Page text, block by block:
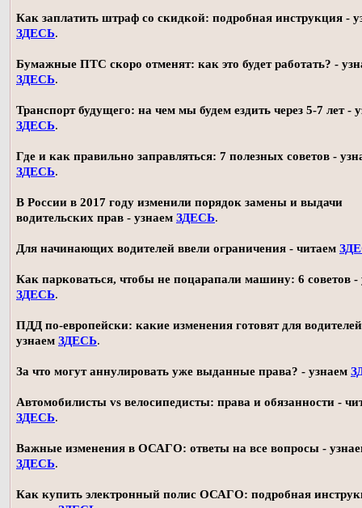
Как заплатить штраф со скидкой: подробная инструкция -
ЗДЕСЬ.
Бумажные ПТС скоро отменят: как это будет работать? -
ЗДЕСЬ.
Транспорт будущего: на чем мы будем ездить через 5-7 лет -
ЗДЕСЬ.
Где и как правильно заправляться: 7 полезных советов -
ЗДЕСЬ.
В России в 2017 году изменили порядок замены и выдачи
водительских прав - узнаем ЗДЕСЬ.
Для начинающих водителей ввели ограничения - читаем
Как парковаться, чтобы не поцарапали машину: 6 советов -
ЗДЕСЬ.
ПДД по-европейски: какие изменения готовят для
узнаем ЗДЕСЬ.
За что могут аннулировать уже выданные права? - узнаем
Автомобилисты vs велосипедисты: права и обязанности -
ЗДЕСЬ.
Важные изменения в ОСАГО: ответы на все вопросы -
ЗДЕСЬ.
Как купить электронный полис ОСАГО: подробная